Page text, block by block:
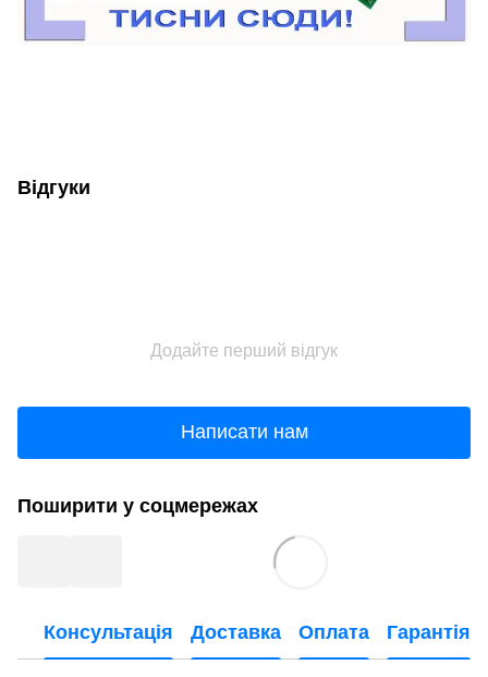
Відгуки
Додайте перший відгук
Написати нам
Поширити у соцмережах
Консультація Доставка Оплата Гарантія